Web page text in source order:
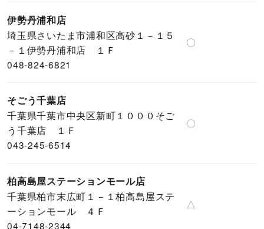
伊勢丹浦和店
埼玉県さいたま市浦和区高砂１－１５
－１伊勢丹浦和店 １Ｆ
048-824-6821
〇
そごう千葉店
千葉県千葉市中央区新町１０００そご
う千葉店 １Ｆ
043-245-6514
〇
柏高島屋ステーションモール店
千葉県柏市末広町１－１柏高島屋ステ
ーションモール ４Ｆ
04-7148-2344
△